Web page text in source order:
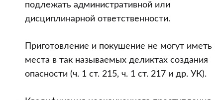
подлежать административной или
дисциплинарной ответственности.
Приготовление и покушение не могут иметь
места в так называемых деликтах создания
опасности (ч. 1 ст. 215, ч. 1 ст. 217 и др. УК).